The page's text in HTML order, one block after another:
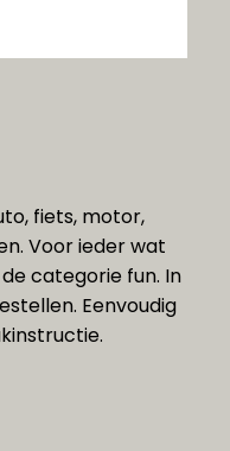
fiets, motor,
Voor ieder wat
categorie fun. In
Eenvoudig